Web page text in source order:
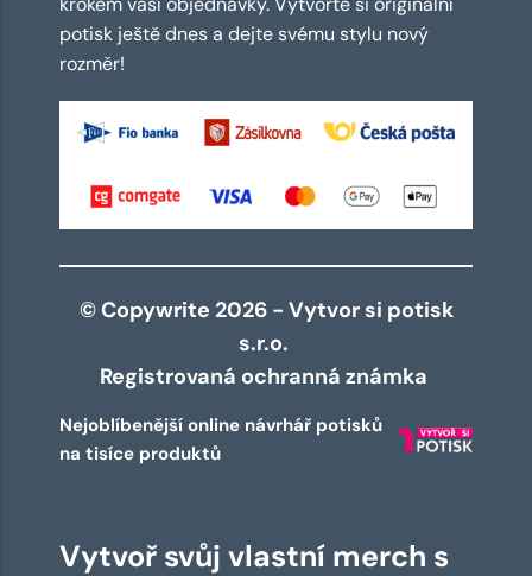
potisk ještě dnes a dejte svému stylu nový
rozměr!
© Copywrite 2026 - Vytvor si potisk
s.r.o.
Registrovaná ochranná známka
Nejoblíbenější online návrhář potisků
na tisíce produktů
Vytvoř svůj vlastní merch s